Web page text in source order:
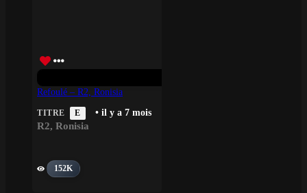
Refoulé – R2, Ronisia
TITRE E • il y a 7 mois
R2, Ronisia
152K